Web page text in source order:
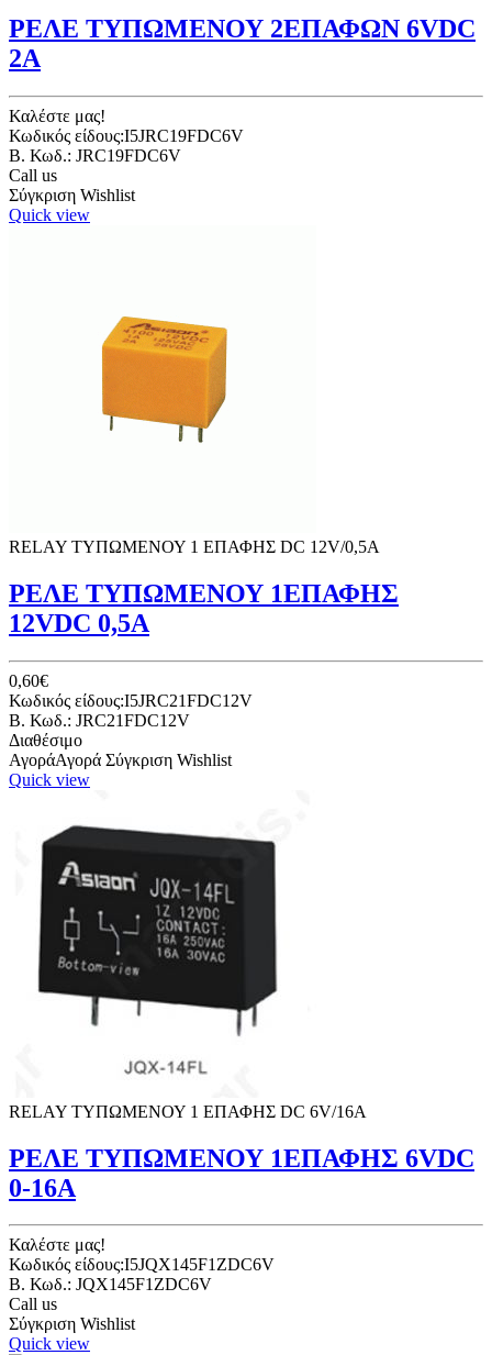
ΡΕΛΕ ΤΥΠΩΜΕΝΟΥ 2ΕΠΑΦΩΝ 6VDC
2A
Καλέστε μας!
Κωδικός είδους:I5JRC19FDC6V
B. Κωδ.: JRC19FDC6V
Call us
Σύγκριση Wishlist
Quick view
RELAY ΤYΠΩΜΕΝΟΥ 1 ΕΠΑΦΗΣ DC 12V/0,5Α
ΡΕΛΕ ΤΥΠΩΜΕΝΟΥ 1ΕΠΑΦΗΣ
12VDC 0,5A
0,60€
Κωδικός είδους:I5JRC21FDC12V
B. Κωδ.: JRC21FDC12V
Διαθέσιμο
ΑγοράΑγορά Σύγκριση Wishlist
Quick view
RELAY ΤΥΠΩΜΕΝΟΥ 1 ΕΠΑΦΗΣ DC 6V/16Α
ΡΕΛΕ ΤΥΠΩΜΕΝΟΥ 1ΕΠΑΦΗΣ 6VDC
0-16A
Καλέστε μας!
Κωδικός είδους:I5JQX145F1ZDC6V
B. Κωδ.: JQX145F1ZDC6V
Call us
Σύγκριση Wishlist
Quick view